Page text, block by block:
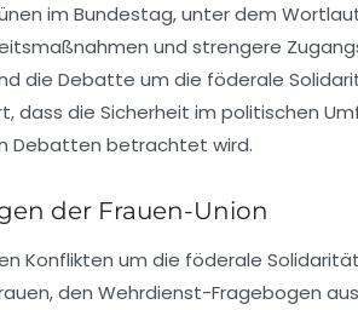
im Bundestag, unter dem
und strengere
die Debatte um die föderale
dass die Sicherheit im politischen
Debatten betrachtet wird.
der Frauen-Union
Konflikten um die föderale
den Wehrdienst-Fragebogen